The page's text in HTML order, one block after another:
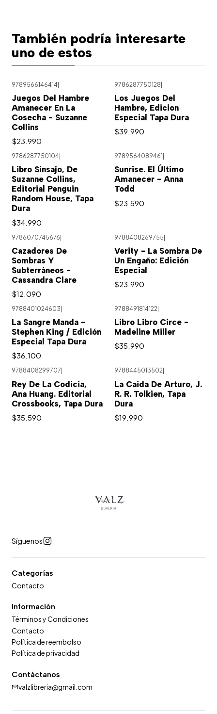
También podría interesarte
uno de estos
9789566146414
Juegos Del Hambre
Amanecer En La
Cosecha - Suzanne
Collins
$23.990
9786287750128
Los Juegos Del
Hambre, Edicion
Especial Tapa Dura
$39.990
9786287750104
Libro Sinsajo, De
Suzanne Collins,
Editorial Penguin
Random House, Tapa
Dura
$34.990
9789564089461
Sunrise. El Último
Amanecer - Anna
Todd
$23.590
9786070745676|
Cazadores De
Sombras Y
Subterráneos -
Cassandra Clare
$12.090
9788408269755|
Verity - La Sombra De
Un Engaño: Edición
Especial
$23.990
9788401024603
La Sangre Manda -
Stephen King / Edición
Especial Tapa Dura
$36.100
9788491814122
Libro Libro Circe -
Madeline Miller
$35.990
9788408299707
Rey De La Codicia,
Ana Huang. Editorial
Crossbooks, Tapa Dura
$35.590
9788445013502
La Caída De Arturo, J.
R. R. Tolkien, Tapa
Dura
$19.990
Síguenos
Categorías
Contacto
Información
Términos y Condiciones
Contacto
Política de reembolso
Política de privacidad
Contáctanos
valzlibreria@gmail.com